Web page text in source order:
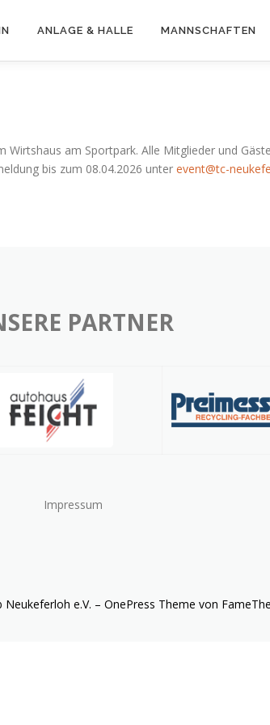
ANLAGE & HALLE MANNSCHAFTEN
Wirtshaus am Sportpark. Alle Mitglieder und
bis zum 08.04.2026 unter event@tc-
PARTNER
Impressum
e.V. – OnePress Theme von